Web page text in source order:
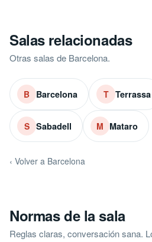
Salas relacionadas
Otras salas de Barcelona.
B Barcelona T Terrassa
S Sabadell M Mataro
‹ Volver a Barcelona
Normas de la sala
Reglas claras, conversación sana.